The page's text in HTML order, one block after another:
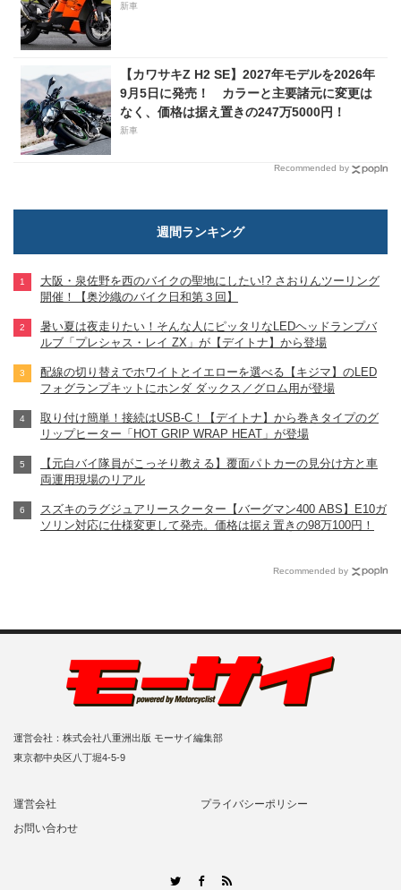
新車
【カワサキZ H2 SE】2027年モデルを2026年
9月5日に発売！ カラーと主要諸元に変更は
なく、価格は据え置きの247万5000円！
新車
Recommended by
週間ランキング
大阪・泉佐野を西のバイクの聖地にしたい!? さおりんツーリング
開催！【奥沙織のバイク日和第３回】
暑い夏は夜走りたい！そんな人にピッタリなLEDヘッドランプバ
ルブ「プレシャス・レイ ZX」が【デイトナ】から登場
配線の切り替えでホワイトとイエローを選べる【キジマ】のLED
フォグランプキットにホンダ ダックス／グロム用が登場
取り付け簡単！接続はUSB-C！【デイトナ】から巻きタイプのグ
リップヒーター「HOT GRIP WRAP HEAT」が登場
【元白バイ隊員がこっそり教える】覆面パトカーの見分け方と車
両運用現場のリアル
スズキのラグジュアリースクーター【バーグマン400 ABS】E10ガ
ソリン対応に仕様変更して発売。価格は据え置きの98万100円！
Recommended by
運営会社：株式会社八重洲出版 モーサイ編集部
東京都中央区八丁堀4-5-9
運営会社
プライバシーポリシー
お問い合わせ
TwitterFacebook